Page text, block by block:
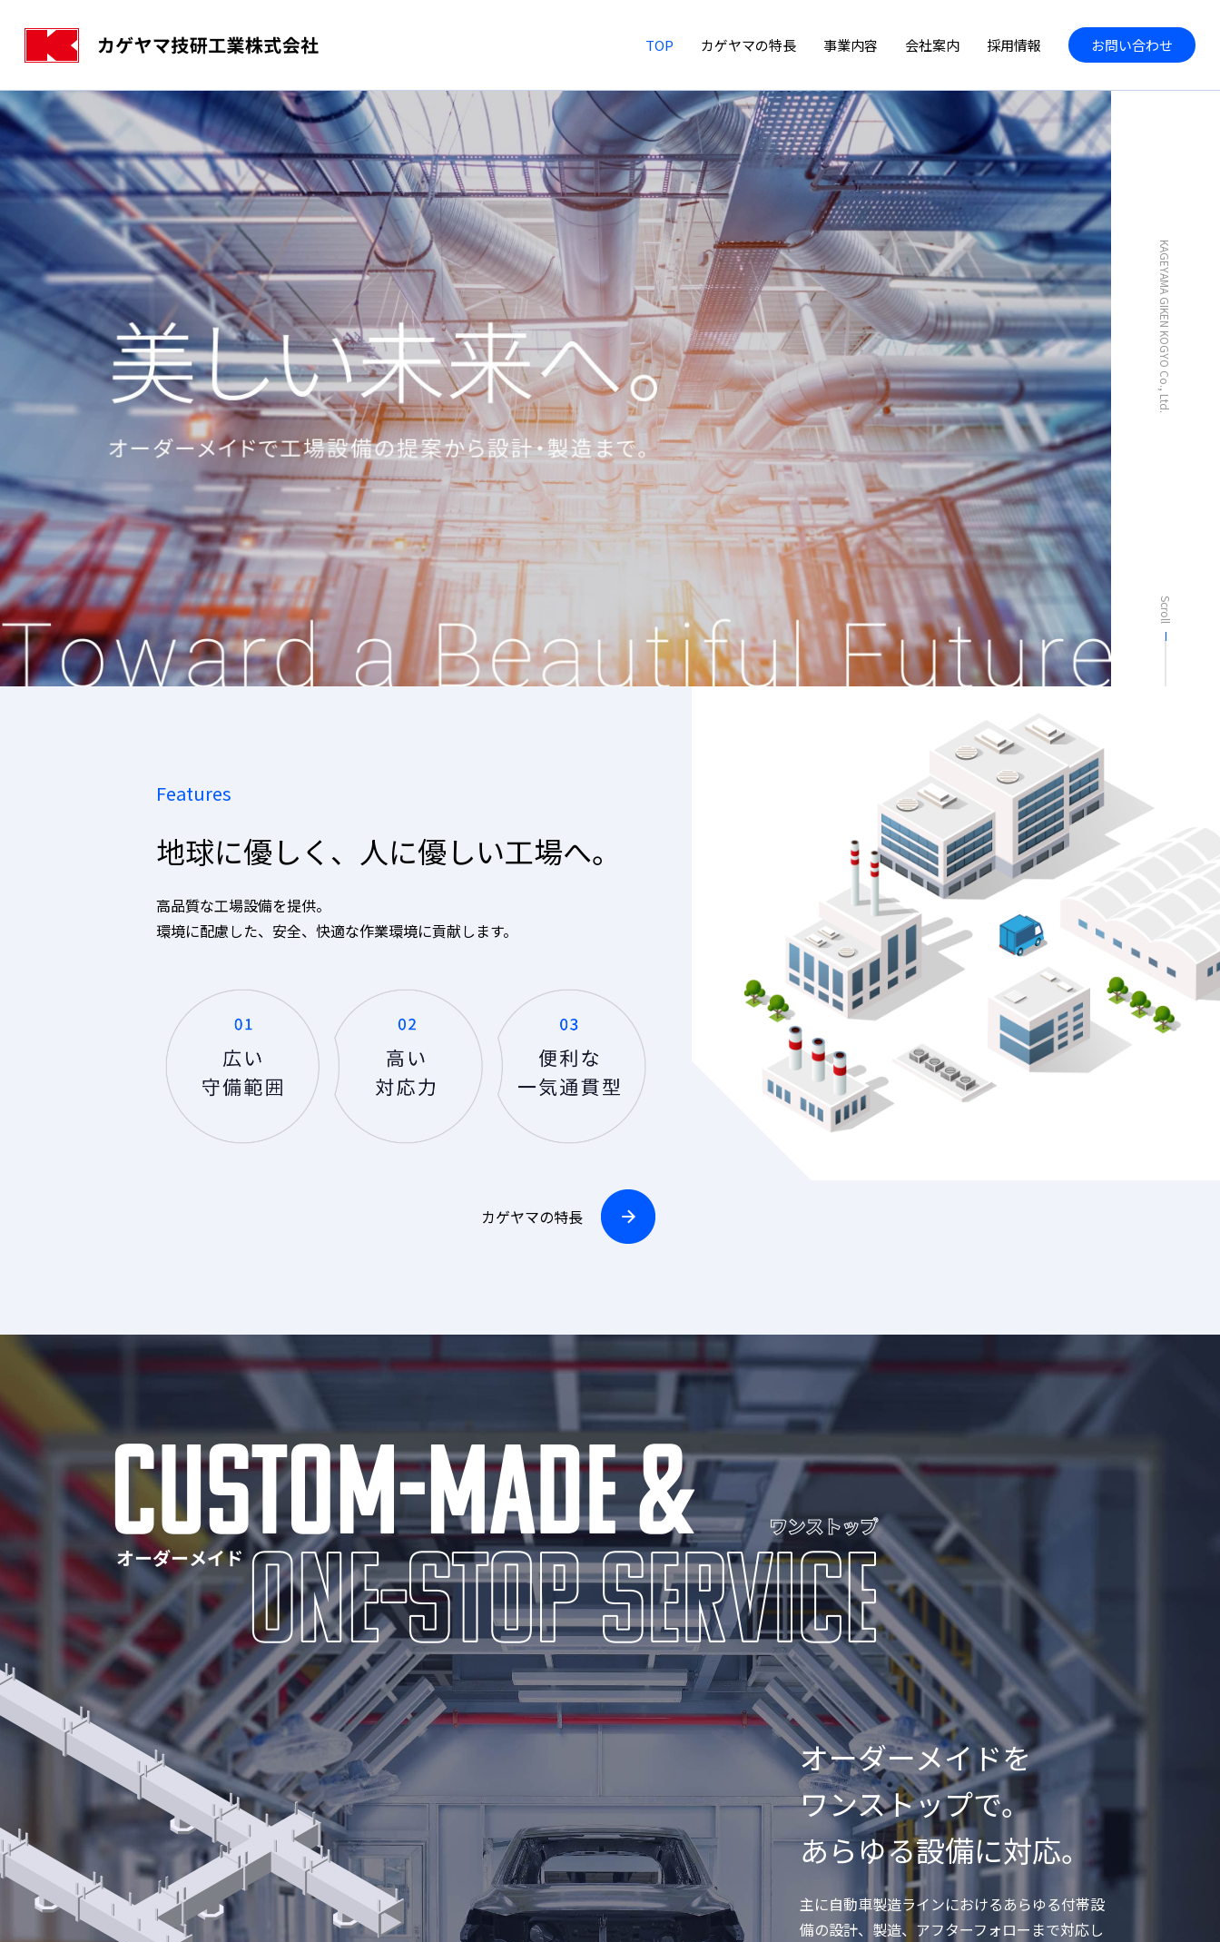
TOP カゲヤマの特長 事業内容 会社案内 採用情報 お問い合わせ
KAGEYAMA GIKEN KOGYO Co., Ltd.
Scroll
Features
地球に優しく、 人に優しい工場へ。
高品質な工場設備を提供。
環境に配慮した、 安全、快適な作業環境に貢献します。
カゲヤマの特長
オーダーメイドを
ワンストップで。
あらゆる設備に対応。
主に自動車製造ラインにおけるあらゆる付帯設
備の設計、製造、アフターフォローまで対応し